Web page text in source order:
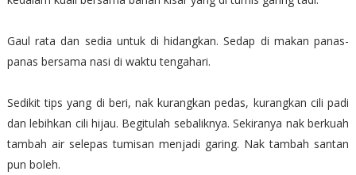
Gaul rata dan sedia untuk di hidangkan. Sedap di makan panas-
panas bersama nasi di waktu tengahari.
Sedikit tips yang di beri, nak kurangkan pedas, kurangkan cili padi
dan lebihkan cili hijau. Begitulah sebaliknya. Sekiranya nak berkuah
tambah air selepas tumisan menjadi garing. Nak tambah santan
pun boleh.